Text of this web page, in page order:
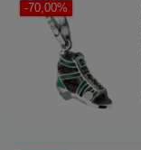
-70,00%